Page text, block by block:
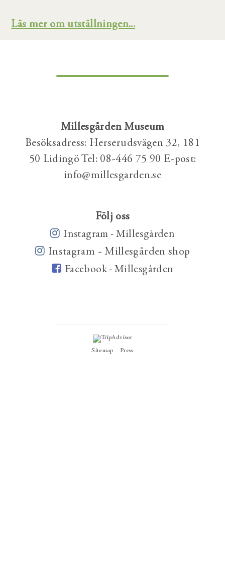
Läs mer om utställningen...
Millesgården Museum
Besöksadress: Herserudsvägen 32, 181
50 Lidingö Tel: 08-446 75 90 E-post:
info@millesgarden.se
Följ oss
Instagram - Millesgården
Instagram - Millesgården shop
Facebook - Millesgården
Sitemap Press